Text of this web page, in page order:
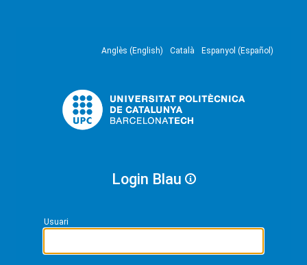
Anglès (English) Català Espanyol (Español)
Login Blau
Usuari